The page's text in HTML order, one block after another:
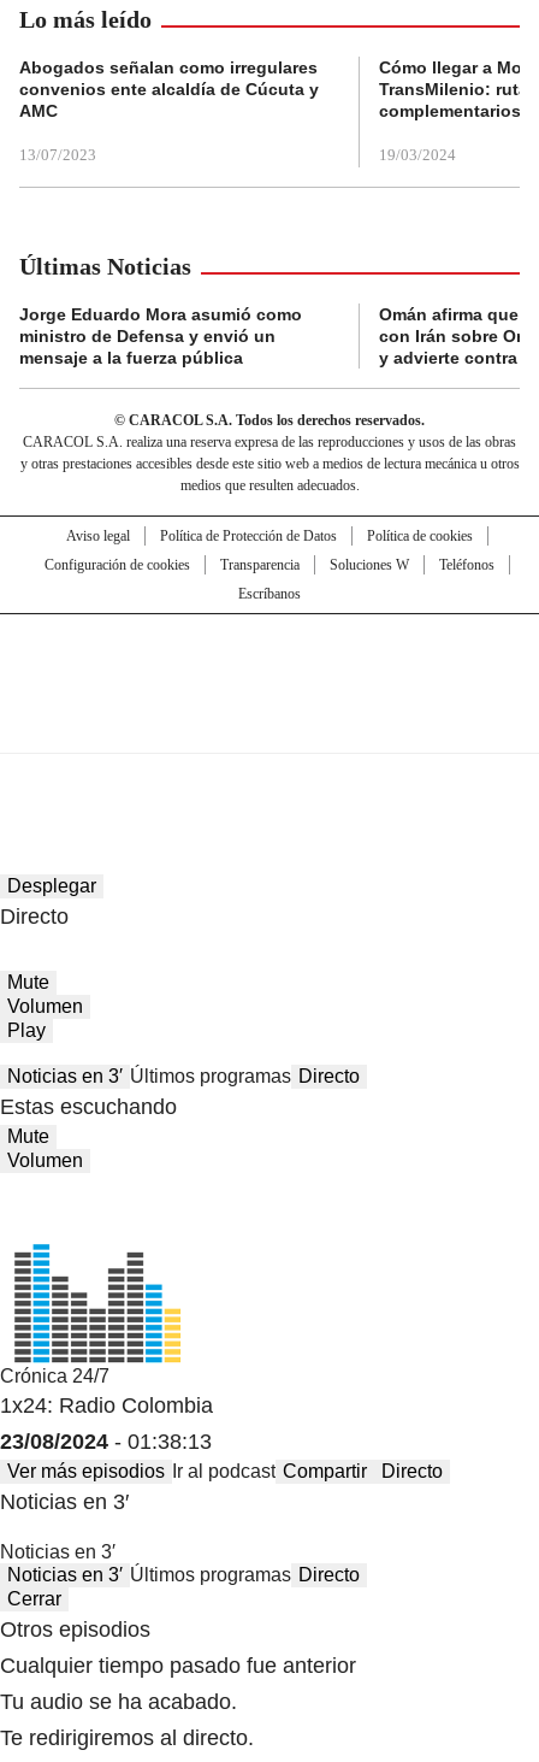
Lo más leído
Abogados señalan como irregulares
convenios ente alcaldía de Cúcuta y
AMC
13/07/2023
Cómo llegar a
TransMilenio:
complementarios
19/03/2024
Últimas Noticias
Jorge Eduardo Mora asumió como
ministro de Defensa y envió un
mensaje a la fuerza pública
Omán afirma que
con Irán sobre
y advierte contra
© CARACOL S.A. Todos los derechos reservados.
CARACOL S.A. realiza una reserva expresa de las reproducciones y usos de las obras
y otras prestaciones accesibles desde este sitio web a medios de lectura mecánica u otros
medios que resulten adecuados.
Aviso legal Política de Protección de Datos
Política de cookies
Configuración de cookies
Transparencia Soluciones W
Teléfonos
Escríbanos
Desplegar
Directo
Mute
Volumen
Play
Noticias en 3′ Últimos programas Directo
Estas escuchando
Mute
Volumen
Crónica 24/7
1x24: Radio Colombia
23/08/2024 - 01:38:13
Ver más episodios Ir al podcast Compartir Directo
Noticias en 3′
Noticias en 3′
Noticias en 3′ Últimos programas Directo
Cerrar
Otros episodios
Cualquier tiempo pasado fue anterior
Tu audio se ha acabado.
Te redirigiremos al directo.